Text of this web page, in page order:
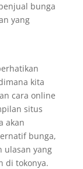
bunga
yang
kita
cara online
situs
akan
bunga,
ulasan yang
di tokonya.